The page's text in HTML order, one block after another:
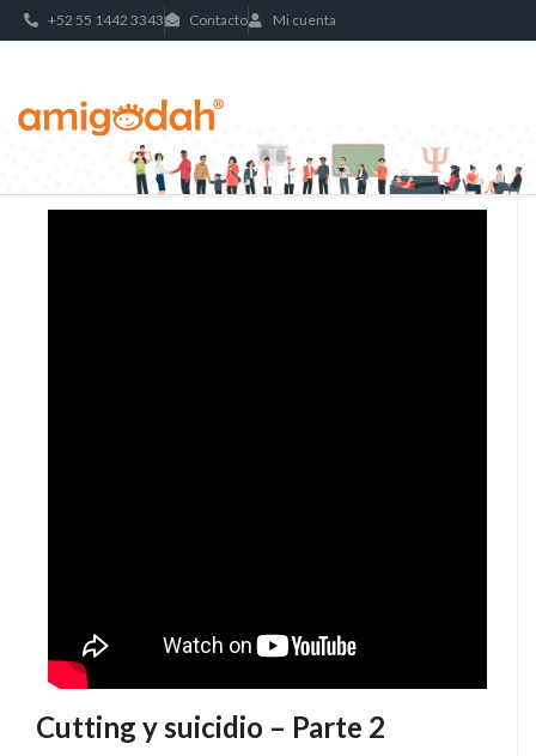
+52 55 1442 3343 Contacto Mi cuenta
Cutting y suicidio – Parte 2